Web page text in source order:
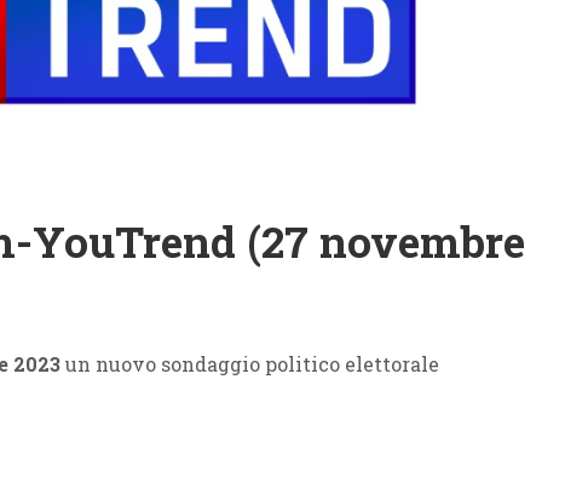
YouTrend (27 novembre
2023un nuovo sondaggio politico elettorale